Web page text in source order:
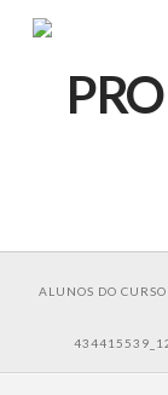
ALUNOS DO